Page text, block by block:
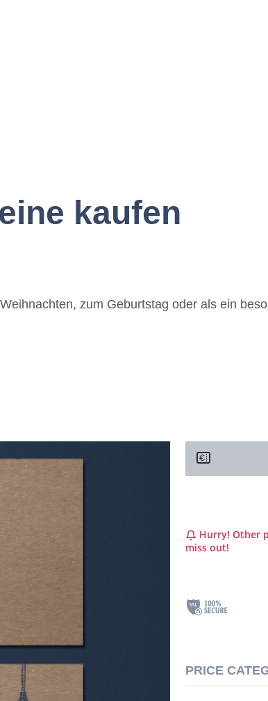
kaufen
zum Geburtstag oder als ein
Hurry! Other
miss out!
PRICE